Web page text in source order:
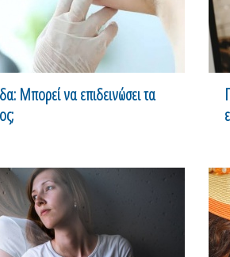
Μπορεί να επιδεινώσει τα